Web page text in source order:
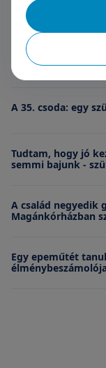
Szülés után 3
Kívánjuk minden
A 35. csoda: egy
Tudtam, hogy jó
semmi bajunk -
A család negyedik
Magánkórházban
Egy epeműtét